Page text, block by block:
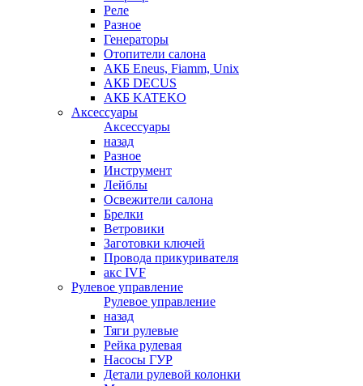
Реле
Разное
Генераторы
Отопители салона
АКБ Eneus, Fiamm, Unix
АКБ DECUS
АКБ KATEKO
Аксессуары
Аксессуары
назад
Разное
Инструмент
Лейблы
Освежители салона
Брелки
Ветровики
Заготовки ключей
Провода прикуривателя
акс IVF
Рулевое управление
Рулевое управление
назад
Тяги рулевые
Рейка рулевая
Насосы ГУР
Детали рулевой колонки